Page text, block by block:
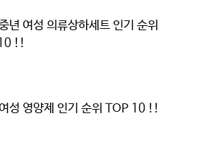
년 여성 의류상하세트 인기 순위
!!
성 영양제 인기 순위 TOP 10 !!